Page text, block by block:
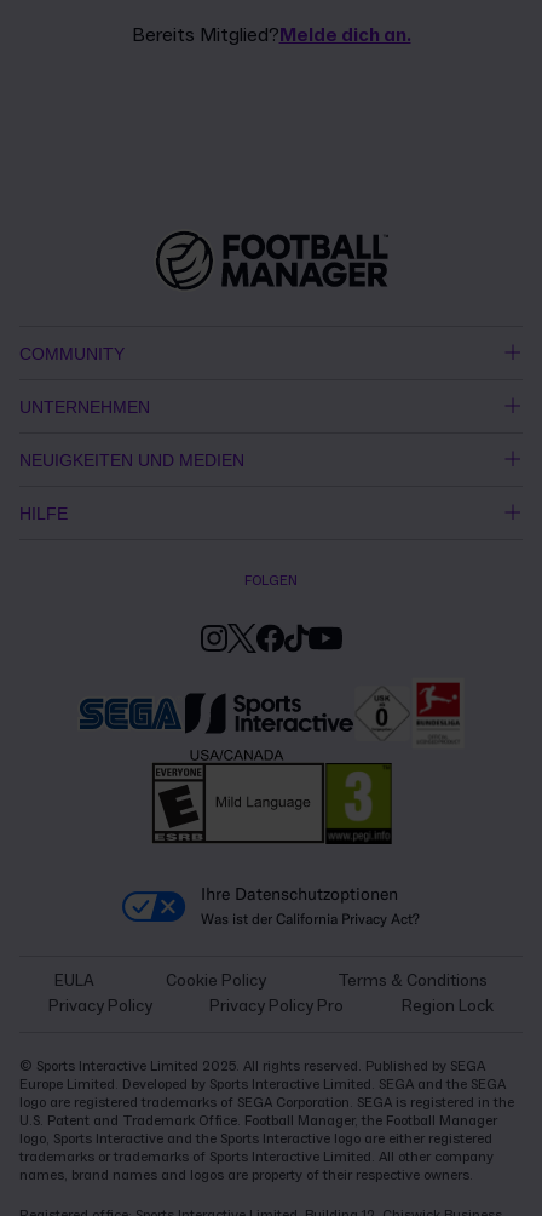
Bereits Mitglied?Melde dich an.
COMMUNITY
UNTERNEHMEN
NEUIGKEITEN UND MEDIEN
HILFE
FOLGEN
Ihre Datenschutzoptionen
Was ist der California Privacy Act?
EULA Cookie Policy
Terms & Conditions
Privacy Policy
Privacy Policy Pro Region Lock
© Sports Interactive Limited 2025. All rights reserved. Published by SEGA
Europe Limited. Developed by Sports Interactive Limited. SEGA and the SEGA
logo are registered trademarks of SEGA Corporation. SEGA is registered in the
U.S. Patent and Trademark Office. Football Manager, the Football Manager
logo, Sports Interactive and the Sports Interactive logo are either registered
trademarks or trademarks of Sports Interactive Limited. All other company
names, brand names and logos are property of their respective owners.